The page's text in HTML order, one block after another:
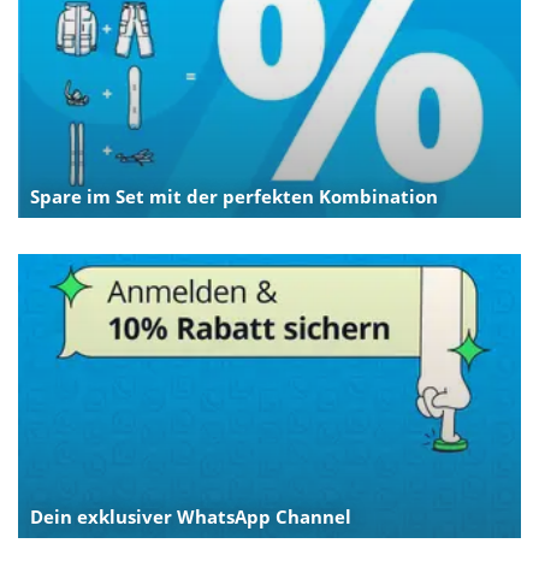
Spare im Set mit der perfekten Kombination
Dein exklusiver WhatsApp Channel